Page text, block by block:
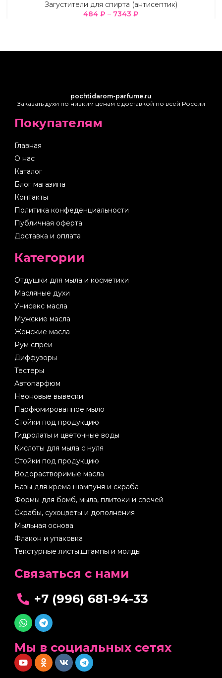
Загустители для спирта (антисептик)
484 ₽ – 7343 ₽
pochtidarom-parfume.ru
Заказать духи по низким ценам с доставкой по всей России
Покупателям
Главная
О нас
Каталог
Блог магазина
Контакты
Политика конфеденциальности
Публичная оферта
Доставка и оплата
Категории
Отдушки для мыла и косметики
Масляные духи
Унисекс масла
Мужские масла
Женские масла
Рум спреи
Диффузоры
Тестеры
Автопарфюм
Неоновые вывески
Парфюмированное мыло
Стойки под продукцию
Гидролаты и цветочные воды
Кислоты для мыла с нуля
Стойки под продукцию
Водорастворимые масла
Базы для крема шампуня и скраба
Формы для бомб, мыла, плитоки и свечей
Скрабы, сухоцветы и дополнения
Мыльная основа
Флакон и упаковка
Текстурные листы,штампы и молды
Cвязаться с нами
+7 (996) 681-94-33
Мы в социальных сетях